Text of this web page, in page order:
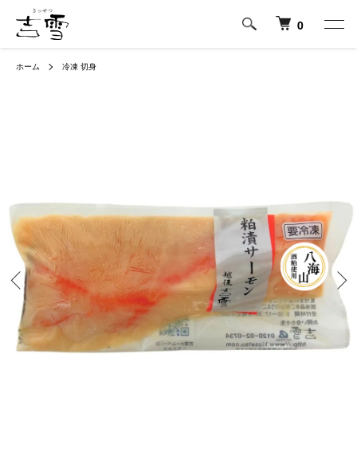
0
ホーム 冷凍 切身